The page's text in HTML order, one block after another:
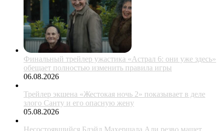
Финальный трейлер ужастика «Астрал 6: они уже здесь»
обещает полностью изменить правила игры
06.08.2026
Трейлер экшена «Жестокая ночь 2» показывает в деле
злого Санту и его опасную жену
05.08.2026
Несостоявшийся Блэйд Махершала Али резво машет